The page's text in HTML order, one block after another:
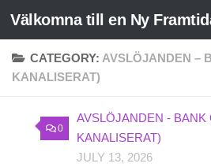
Skip to content
CATEGORY: AVSLÖJANDEN –
KANALISERAT)
0
AVSLÖJANDEN - BANK
KANALISERAT)
JULY 13, 2026